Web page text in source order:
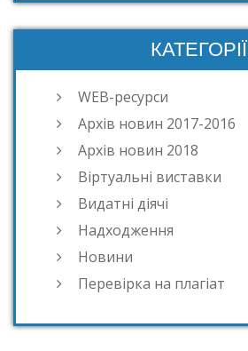
КАТЕГОРІЇ
WEB-ресурси
Архів новин 2017-2016
Архів новин 2018
Віртуальні виставки
Видатні діячі
Надходження
Новини
Перевірка на плагіат